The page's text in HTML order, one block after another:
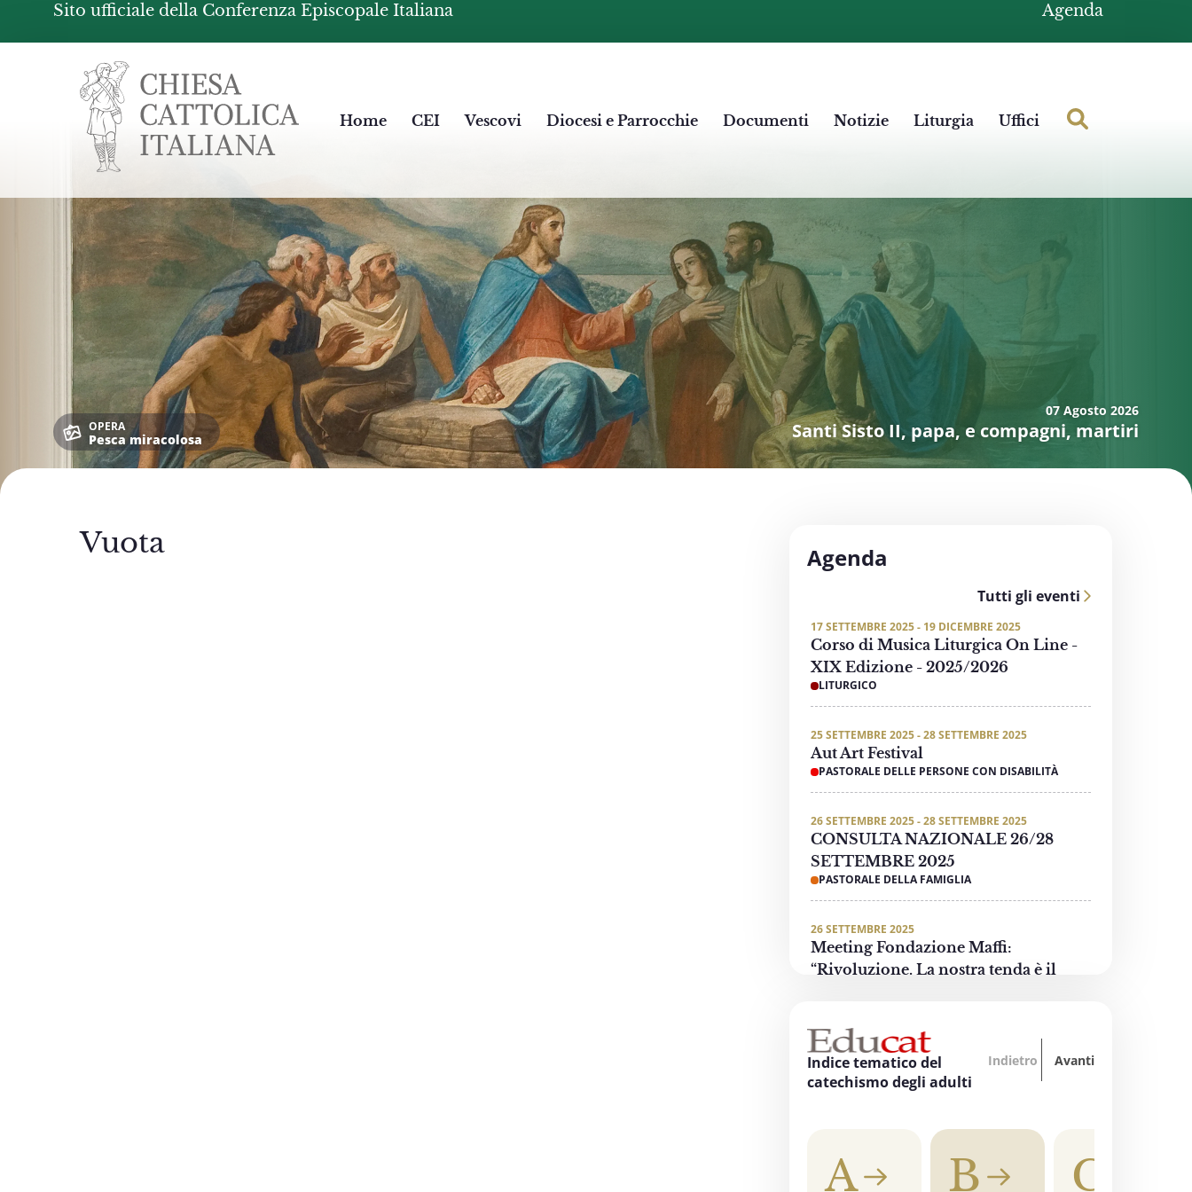
Sito ufficiale della Conferenza Episcopale Italiana Agenda
Chiesacattolica.it
Home CEI Vescovi Diocesi e Parrocchie Documenti Notizie Liturgia Uffici
07 Agosto 2026
Santi Sisto II, papa, e compagni, martiri
OPERA
Pesca miracolosa
Vuota Agenda
Tutti gli eventi
17 SETTEMBRE 2025 - 19 DICEMBRE 2025
Corso di Musica Liturgica On Line -
XIX Edizione - 2025/2026
LITURGICO
25 SETTEMBRE 2025 - 28 SETTEMBRE 2025
Aut Art Festival
PASTORALE DELLE PERSONE CON DISABILITÀ
26 SETTEMBRE 2025 - 28 SETTEMBRE 2025
CONSULTA NAZIONALE 26/28
SETTEMBRE 2025
PASTORALE DELLA FAMIGLIA
26 SETTEMBRE 2025
Meeting Fondazione Maffi:
“Rivoluzione. La nostra tenda è il
3 OTTOBRE 2025 - 4 OTTOBRE 2025
“Oltre tutti i divari… La formazione
3 OTTOBRE 2025
"Invece un Samaritano" - Preghiera di
Indice tematico del
catechismo degli adulti
Indietro Avanti
A B C